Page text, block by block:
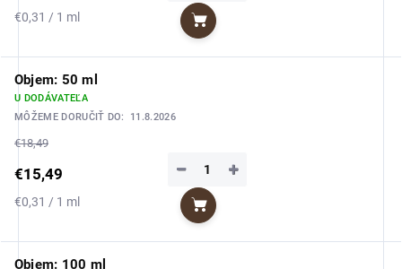
Jednotková
€0,31 / 1 ml
Do košíka
Objem: 50 ml
U DODÁVATEĽA
MÔŽEME DORUČIŤ DO:
11.8.2026
€18,49
€15,49
Jednotková
€0,31 / 1 ml
+
−
Do košíka
Objem: 100 ml